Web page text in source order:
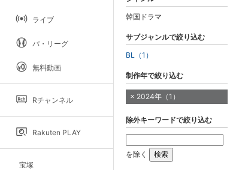
ライブ
パ・リーグ
無料動画
Rチャンネル
Rakuten PLAY
宝塚
韓国ドラマ
サブジャンルで絞り込む
BL（1）
制作年で絞り込む
2024年（1）
除外キーワードで絞り込む
を除く